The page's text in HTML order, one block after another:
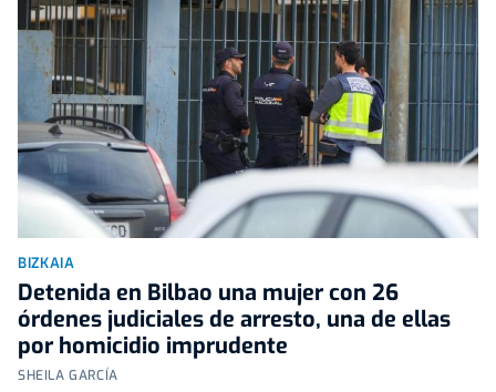
BIZKAIA
Detenida en Bilbao una mujer con 26
órdenes judiciales de arresto, una de ellas
por homicidio imprudente
SHEILA GARCÍA